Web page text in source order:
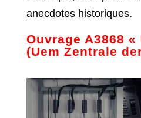
anecdotes historiques.
Ouvrage A3868
(Uem Zentrale